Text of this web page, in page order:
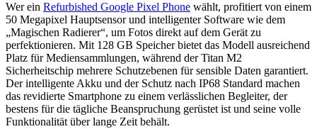
Wer ein Refurbished Google Pixel Phone wählt, profitiert von einem
50 Megapixel Hauptsensor und intelligenter Software wie dem
„Magischen Radierer“, um Fotos direkt auf dem Gerät zu
perfektionieren. Mit 128 GB Speicher bietet das Modell ausreichend
Platz für Mediensammlungen, während der Titan M2
Sicherheitschip mehrere Schutzebenen für sensible Daten garantiert.
Der intelligente Akku und der Schutz nach IP68 Standard machen
das revidierte Smartphone zu einem verlässlichen Begleiter, der
bestens für die tägliche Beanspruchung gerüstet ist und seine volle
Funktionalität über lange Zeit behält.